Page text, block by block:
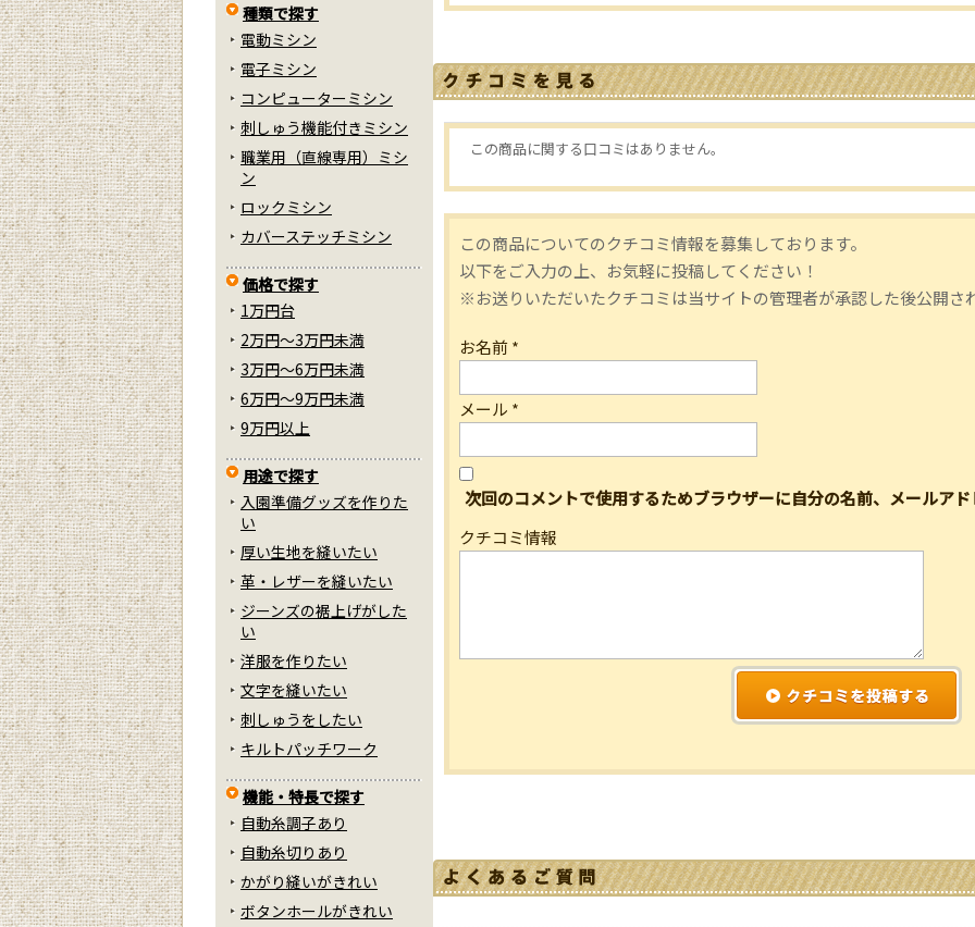
この商品に関する口コミはありません。
この商品についてのクチコミ情報を募集しております。
以下をご入力の上、お気軽に投稿してください！
※お送りいただいたクチコミは当サイトの管理者が承認した後公開さ
お名前*
メール *
次回のコメントで使用するためブラウザーに自分の名前、メールア
クチコミ情報
種類で探す
電動ミシン
電子ミシン
コンピューターミシン
刺しゅう機能付きミシン
職業用（直線専用）ミシ
ン
ロックミシン
カバーステッチミシン
価格で探す
1万円台
2万円～3万円未満
3万円～6万円未満
6万円～9万円未満
9万円以上
用途で探す
入園準備グッズを作りた
い
厚い生地を縫いたい
革・レザーを縫いたい
ジーンズの裾上げがした
い
洋服を作りたい
文字を縫いたい
刺しゅうをしたい
キルトパッチワーク
機能・特長で探す
自動糸調子あり
自動糸切りあり
かがり縫いがきれい
ボタンホールがきれい